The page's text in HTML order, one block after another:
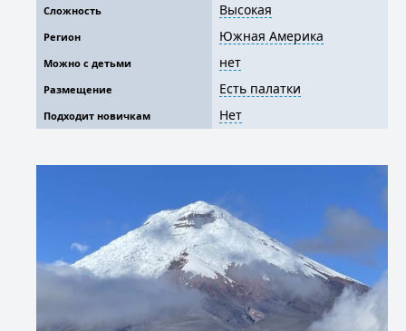
Сложность Высокая
Регион Южная Америка
Можно с детьми нет
Размещение Есть палатки
Подходит новичкам Нет